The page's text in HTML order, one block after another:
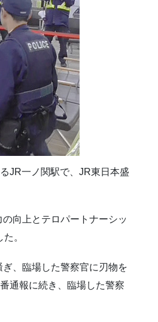
JR一ノ関駅で、JR東日本盛
向上とテロパートナーシッ
。
、臨場した警察官に刃物を
通報に続き、臨場した警察